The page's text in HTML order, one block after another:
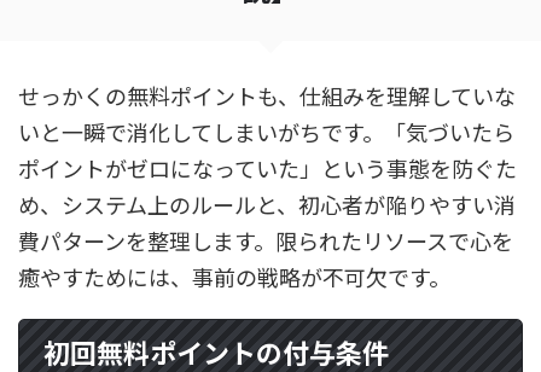
せっかくの無料ポイントも、仕組みを理解していな
いと一瞬で消化してしまいがちです。「気づいたら
ポイントがゼロになっていた」という事態を防ぐた
め、システム上のルールと、初心者が陥りやすい消
費パターンを整理します。限られたリソースで心を
癒やすためには、事前の戦略が不可欠です。
初回無料ポイントの付与条件